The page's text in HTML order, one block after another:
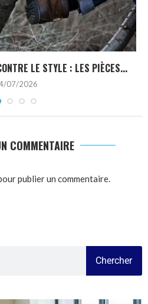
LE STYLE : LES PIÈCES...
07/2026
COMMENTAIRE
publier un commentaire.
Chercher